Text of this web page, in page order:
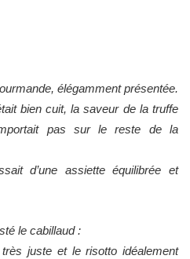
élégamment présentée.
bien cuit, la saveur de la truffe
pas sur le reste de la
d’une assiette équilibrée et
le cabillaud :
juste et le risotto idéalement